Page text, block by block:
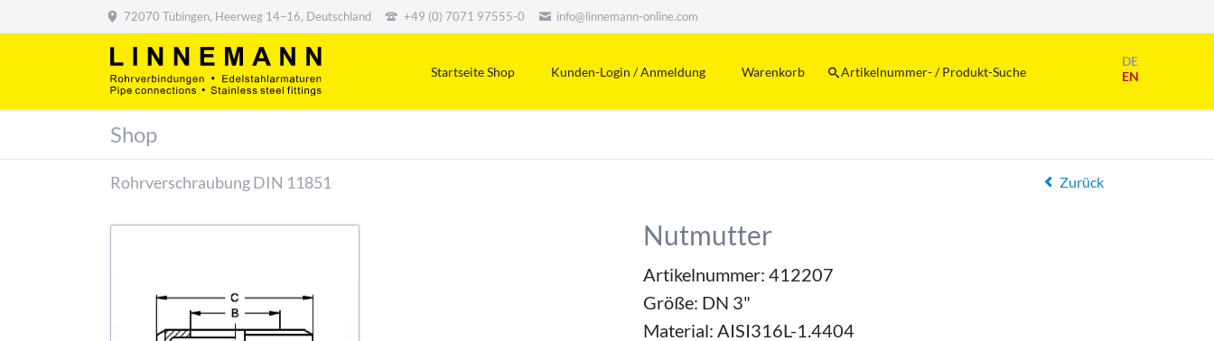
72070 Tübingen, Heerweg 14–16, Deutschland +49 (0) 7071 97555-0 info@linnemann-online.com
DE
EN
überspringen
Startseite Shop Kunden-Login / Anmeldung Warenkorb Artikelnummer- / Produkt-Suche
Shop
Zurück
Rohrverschraubung DIN 11851
Nutmutter
Artikelnummer: 412207
Größe: DN 3"
Material: AISI316L-1.4404